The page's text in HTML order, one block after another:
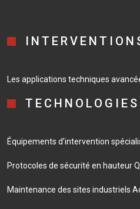
Les applications techniques
Équipements d’intervention
Protocoles de sécurité en hauteur
Maintenance des sites industriels